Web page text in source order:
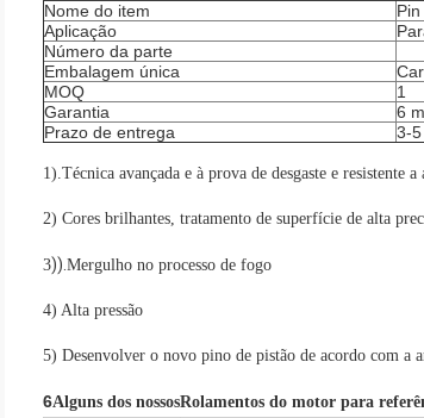
Nome do item
Aplicação
Número da parte
Embalagem única
MOQ
1
Garantia
6
Prazo de entrega
3-
1).Técnica avançada e à prova de desgaste e resistente
2) Cores brilhantes, tratamento de superfície de alta
3)). Mergulho no processo de fogo
4) Alta pressão
5) Desenvolver o novo pino de pistão de acordo com a
6Alguns dos nossosRolamentos do motor para